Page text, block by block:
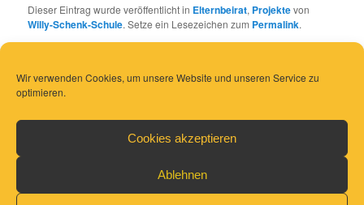
Wir verwenden Cookies, um unsere Website und unseren Service zu
optimieren.
Cookies akzeptieren
Ablehnen
Dieser Eintrag wurde veröffentlicht in Elternbeirat, Projektevon
Willy-Schenk-Schule. Setze ein Lesezeichen zum Permalink.